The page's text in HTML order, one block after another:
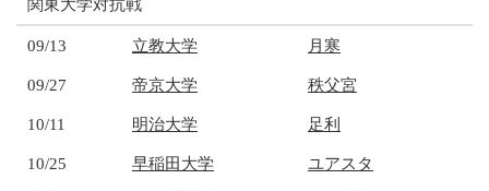
09/13 立教大学 月寒
09/27 帝京大学 秩父宮
10/11 明治大学 足利
10/25 早稲田大学 ユアスタ